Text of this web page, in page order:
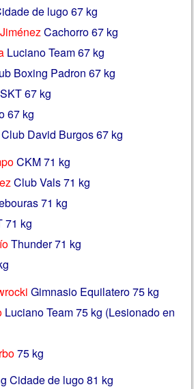
de lugo 67 kg
Cachorro 67 kg
Luciano Team 67 kg
Boxing Padron 67 kg
SKT 67 kg
67 kg
David Burgos 67 kg
CKM 71 kg
Club Vals 71 kg
71 kg
71 kg
Thunder 71 kg
Gimnasio Equilatero 75 kg
Luciano Team 75 kg (Lesionado en
75 kg
Cidade de lugo 81 kg